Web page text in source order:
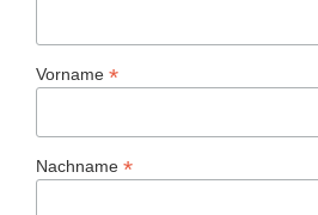
Vorname *
Nachname *